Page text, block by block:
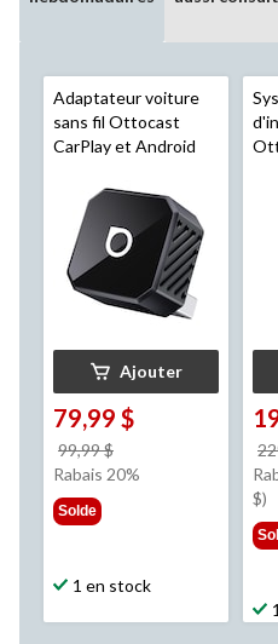
Adaptateur voiture
sans fil Ottocast
CarPlay et Android
Ajouter
79,99 $
99,99 $
était
Rabais 20%
Solde
1 en stock
$)